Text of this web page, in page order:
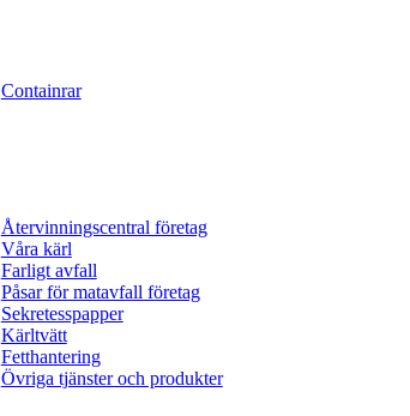
Containrar
Återvinningscentral företag
Våra kärl
Farligt avfall
Påsar för matavfall företag
Sekretesspapper
Kärltvätt
Fetthantering
Övriga tjänster och produkter